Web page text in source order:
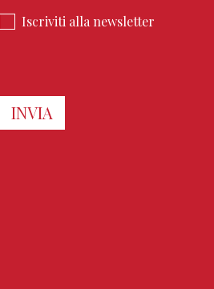
Iscriviti alla newsletter